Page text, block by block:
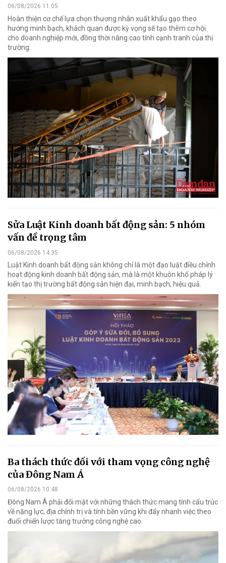
06/08/2026 11:05
Hoàn thiện cơ chế lựa chọn thương nhân xuất khẩu gạo theo
hướng minh bạch, khách quan được kỳ vọng sẽ tạo thêm cơ hội
cho doanh nghiệp mới, đồng thời nâng cao tính cạnh tranh của thị
trường.
Sửa Luật Kinh doanh bất động sản: 5 nhóm
vấn đề trọng tâm
06/08/2026 14:35
Luật Kinh doanh bất động sản không chỉ là một đạo luật điều chỉnh
hoạt động kinh doanh bất động sản, mà là một khuôn khổ pháp lý
kiến tạo thị trường bất động sản hiện đại, minh bạch, hiệu quả.
Ba thách thức đối với tham vọng công nghệ
của Đông Nam Á
06/08/2026 10:48
Đông Nam Á phải đối mặt với những thách thức mang tính cấu trúc
về năng lực, địa chính trị và tính bền vững khi đẩy nhanh việc theo
đuổi chiến lược tăng trưởng công nghệ cao.